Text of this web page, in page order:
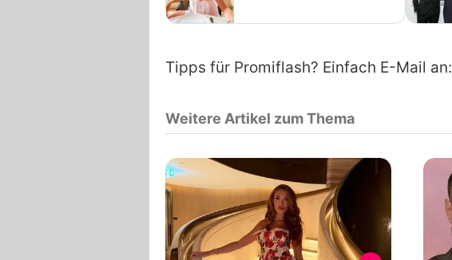
Tipps für Promiflash? Einfach E-Mail an:
Weitere Artikel zum Thema